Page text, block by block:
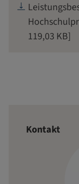
119,03 KB]
Kontakt